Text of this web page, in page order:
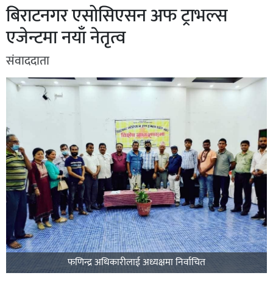
बिराटनगर एसोसिएसन अफ ट्राभल्स
एजेन्टमा नयाँ नेतृत्व
संवाददाता
फणिन्द्र अधिकारीलाई अध्यक्षमा निर्वाचित